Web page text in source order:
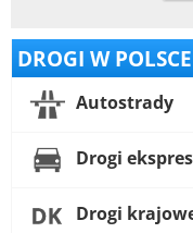
DROGI W POLSCE
Autostrady
Drogi
Drogi